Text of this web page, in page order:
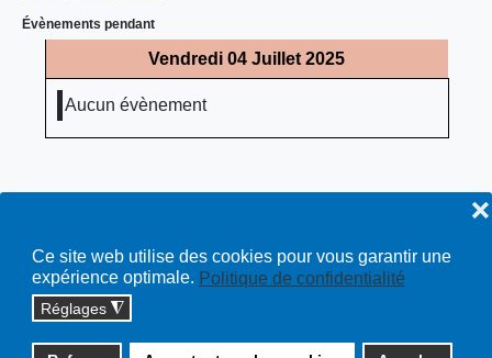
Ce site web utilise des cookies pour vous garantir une
expérience optimale. Politique de confidentialité
Réglages ◮
❌
Évènements pendant
Vendredi 04 Juillet 2025
Aucun évènement
Copyright © 2026 cossonay.ch - tous droits réservés | site :